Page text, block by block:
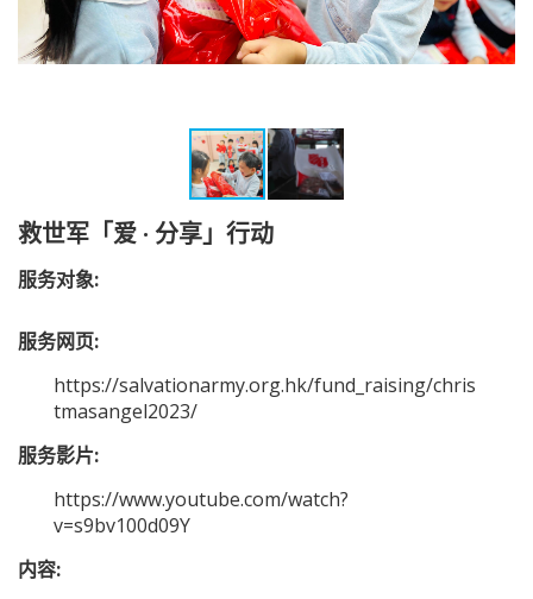
救世军「爱 · 分享」行动
服务对象:
服务网页:
https://salvationarmy.org.hk/fund_raising/chris
tmasangel2023/
服务影片:
https://www.youtube.com/watch?
v=s9bv100d09Y
内容: